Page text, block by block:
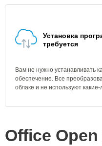
Установка
требуется
Вам не нужно устанавливать
обеспечение. Все
облаке и не используют
Office Open